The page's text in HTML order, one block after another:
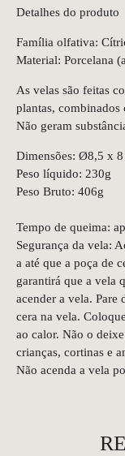
Detalhes do produto
Família olfativa:
Material: Porcelana
As velas são feitas
plantas, combinados
Não geram
Dimensões: Ø8,5 x 8
Peso líquido: 230g
Peso Bruto: 406g
Tempo de queima:
Segurança da vela:
a até que a poça de
garantirá que a vela
acender a vela. Pare
cera na vela.
ao calor. Não o
crianças, cortinas e
Não acenda a vela